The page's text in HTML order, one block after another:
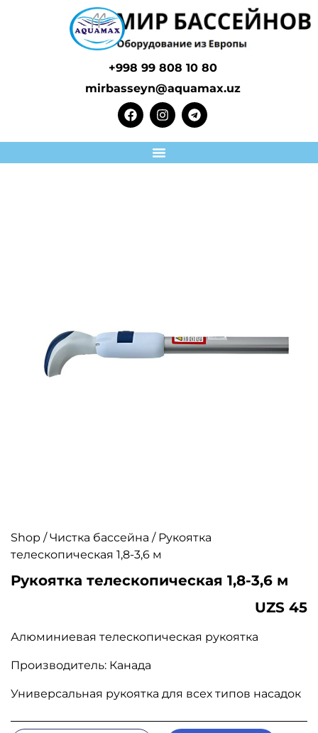
+998 99 808 10 80
mirbasseyn@aquamax.uz
Shop /Чистка бассейна / Рукоятка
телескопическая 1,8-3,6 м
Рукоятка телескопическая 1,8-3,6 м
UZS 45
Алюминиевая телескопическая рукоятка
Производитель: Канада
Универсальная рукоятка для всех типов насадок